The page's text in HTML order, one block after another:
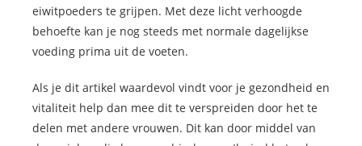
eiwitpoeders te grijpen. Met deze licht verhoogde
behoefte kan je nog steeds met normale dagelijkse
voeding prima uit de voeten.
Als je dit artikel waardevol vindt voor je gezondheid en
vitaliteit help dan mee dit te verspreiden door het te
delen met andere vrouwen. Dit kan door middel van